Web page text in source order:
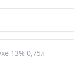
13% 0,75л